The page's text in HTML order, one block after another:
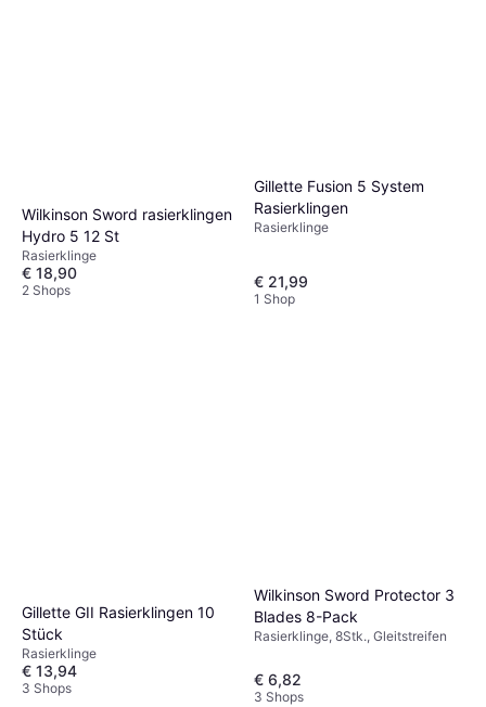
Wilkinson Sword rasierklingen
Hydro 5 12 St
Rasierklinge
€ 18,90
2 Shops
Gillette Fusion 5 System
Rasierklingen
Rasierklinge
€ 21,99
1 Shop
Gillette GII Rasierklingen 10
Stück
Rasierklinge
€ 13,94
3 Shops
Wilkinson Sword Protector 3
Blades 8-Pack
Rasierklinge, 8Stk., Gleitstreifen
€ 6,82
3 Shops